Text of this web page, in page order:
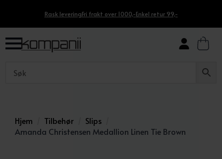
Rask leveringFri frakt over 1000,-Enkel retur 99,-
Hjem Tilbehør
Slips
Amanda Christensen Medallion Linen Tie Brown